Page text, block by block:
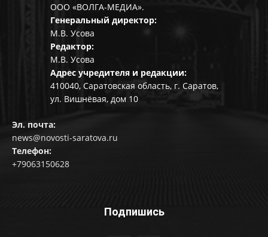
ООО «ВОЛГА-МЕДИА».
Генеральный директор:
М.В. Усова
Редактор:
М.В. Усова
Адрес учредителя и редакции:
410040, Саратовская область, г. Саратов,
ул. Вишнёвая, дом 10
Эл. почта:
news@novosti-saratova.ru
Телефон:
+79063150628
Подпишись